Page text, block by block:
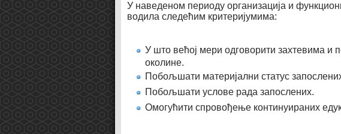
У наведеном периоду организација и
водила следећим критеријумима:
У што већој мери одговорити захтевима и
околине.
Побољшати материјални статус
Побољшати услове рада запослених.
Омогућити спровођење континуираних